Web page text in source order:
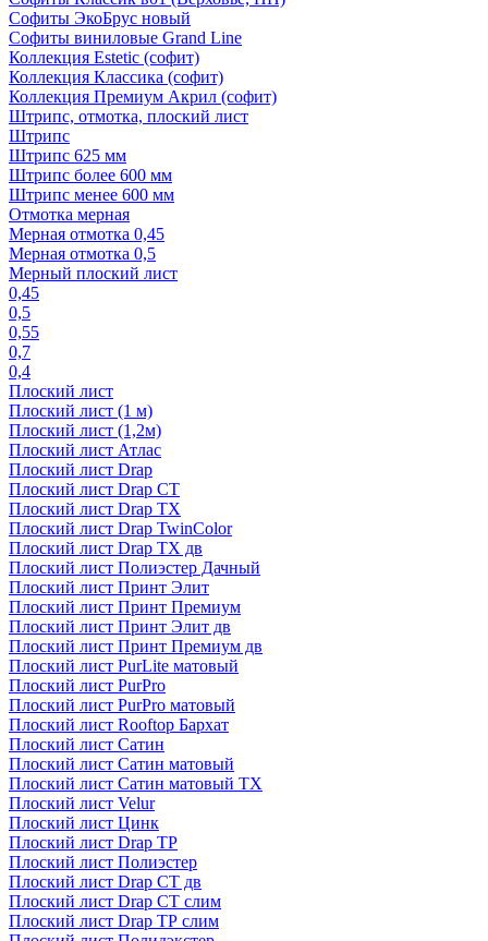
Софиты ЭкоБрус новый
Софиты виниловые Grand Line
Коллекция Estetic (софит)
Коллекция Классика (софит)
Коллекция Премиум Акрил (софит)
Штрипс, отмотка, плоский лист
Штрипс
Штрипс 625 мм
Штрипс более 600 мм
Штрипс менее 600 мм
Отмотка мерная
Мерная отмотка 0,45
Мерная отмотка 0,5
Мерный плоский лист
0,45
0,5
0,55
0,7
0,4
Плоский лист
Плоский лист (1 м)
Плоский лист (1,2м)
Плоский лист Атлас
Плоский лист Drap
Плоский лист Drap СТ
Плоский лист Drap TX
Плоский лист Drap TwinColor
Плоский лист Drap ТХ дв
Плоский лист Полиэстер Дачный
Плоский лист Принт Элит
Плоский лист Принт Премиум
Плоский лист Принт Элит дв
Плоский лист Принт Премиум дв
Плоский лист PurLite матовый
Плоский лист PurPro
Плоский лист PurPro матовый
Плоский лист Rooftop Бархат
Плоский лист Сатин
Плоский лист Сатин матовый
Плоский лист Сатин матовый TX
Плоский лист Velur
Плоский лист Цинк
Плоский лист Drap ТР
Плоский лист Полиэстер
Плоский лист Drap СТ дв
Плоский лист Drap СТ слим
Плоский лист Drap ТР слим